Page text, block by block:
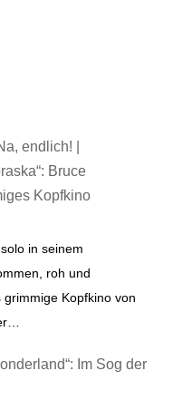
endlich! |
Bruce
Kopfkino
in seinem
roh und
Kopfkino von
Im Sog der